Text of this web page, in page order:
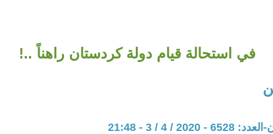
في استحالة قيام دولة كردستان راهناً ..!
/ 4 / 3 - 21:48